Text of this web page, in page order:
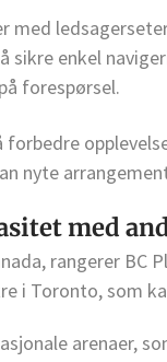
med
sikre enkel
forespørsel.
nyte
med
rangerer BC
i Toronto, som
arenaer,